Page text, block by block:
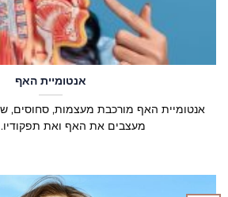
אנטומיית האף
אנטומיית האף מורכבת מעצמות, סחוסים,
מעצבים את האף ואת